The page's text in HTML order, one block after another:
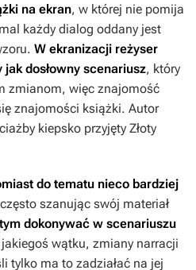
na ekran, w której nie pomija
każdy dialog oddany jest
W ekranizacji reżyser
jak dosłowny scenariusz, który
zmianom, więc znajomość
znajomości książki. Autor
kiepsko przyjęty Złoty
do tematu nieco bardziej
szanując swój materiał
dokonywać w scenariuszu
wątku, zmiany narracji
tylko ma to zadziałać na jej